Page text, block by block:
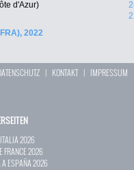
d'Azur)
2022
| KONTAKT| IMPRESSUM
2026
FRANCE 2026
A ESPAÑA 2026